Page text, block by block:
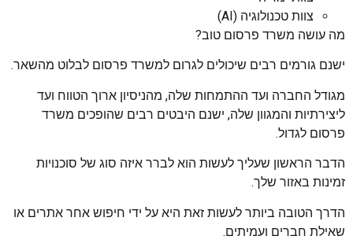
צוות טכנולוגיה (AI)
מה עושה משרד פרסום טוב?
ישנם גורמים רבים שיכולים לגרום למשרד פרסום לבלוט מהשאר.
מגודל החברה ועד ההתמחות שלה, מהניסיון ארוך הטווח ועד
ליצירתיות והמגוון שלה, ישנם היבטים רבים שהופכים משרד
פרסום לגדול.
הדבר הראשון שעליך לעשות הוא לברר איזה סוג של סוכנויות
זמינות באזור שלך.
הדרך הטובה ביותר לעשות זאת היא על ידי חיפוש אחר אתרים או
שאילת חברים ועמיתים.